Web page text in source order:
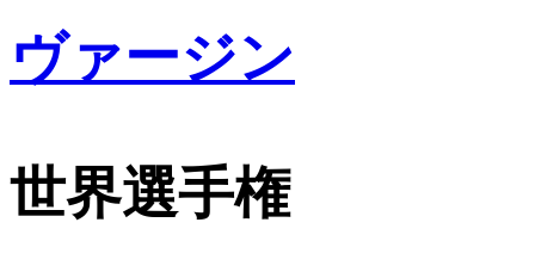
ヴァージン
世界選手権